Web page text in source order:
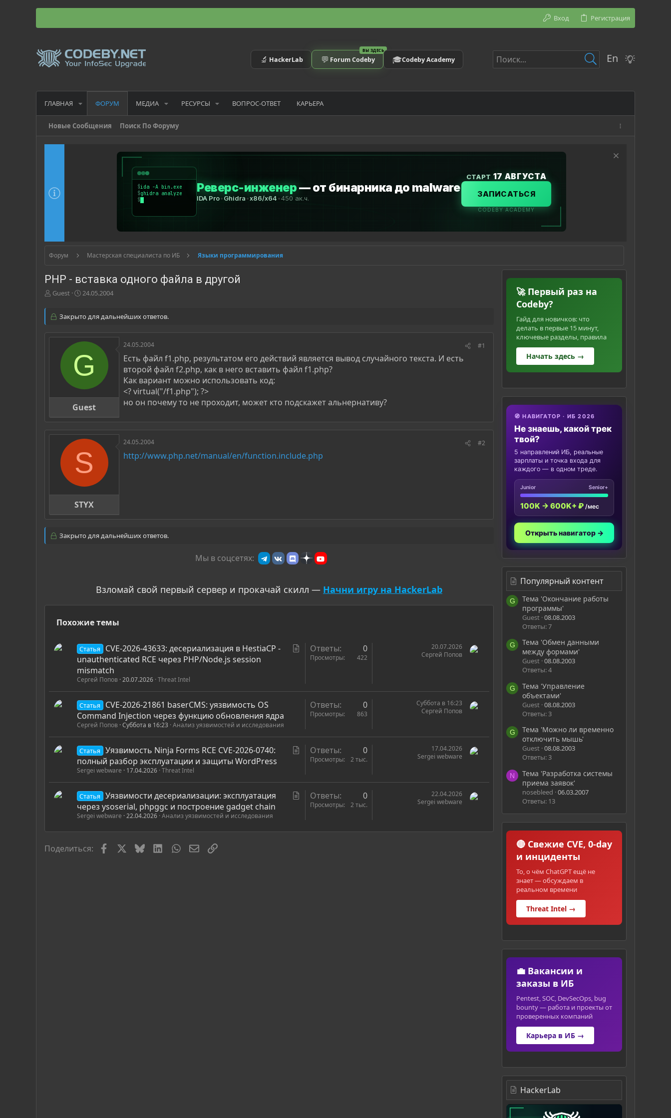
Вход Регистрация
🔬 HackerLab
ВЫ ЗДЕСЬ
💬 Forum Codeby 🎓Codeby Academy En
ГЛАВНАЯ ФОРУМ МЕДИА РЕСУРСЫ ВОПРОС-ОТВЕТ КАРЬЕРА
Новые Сообщения Поиск По Форуму
Форум Мастерская специалиста по ИБ Языки программирования
PHP - вставка одного файла в другой
А
о
т
Guest
Д
а
а
а
л
а
24.05.2004
Закрыто для дальнейших ответов.
G
Guest
24.05.2004 #1
Есть файл f1.php, результатом его действий является вывод случайного текста. И есть
второй файл f2.php, как в него вставить файл f1.php?
Как вариант можно использовать код:
<? virtual("/f1.php"); ?>
но он почему то не проходит, может кто подскажет альнернативу?
S
STYX
24.05.2004 #2
http://www.php.net/manual/en/function.include.php
Закрыто для дальнейших ответов.
Мы в соцсетях:
Взломай свой первый сервер и прокачай скилл — Начни игру на HackerLab
Похожие темы
ь
Статья
CVE-2026-43633: десериализация в HestiaCP -
unauthenticated RCE через PHP/Node.js session
mismatch
Сергей Попов 20.07.2026 Threat Intel
Ответы 0
Просмотры 422
20.07.2026
Сергей Попов
Статья
CVE-2026-21861 baserCMS: уязвимость OS
Command Injection через функцию обновления ядра
Сергей Попов Суббота в 16:23 Анализ уязвимостей и исследования
Ответы 0
Просмотры 863
Суббота в 16:23
Сергей Попов
т
Статья
Уязвимость Ninja Forms RCE CVE-2026-0740:
полный разбор эксплуатации и защиты WordPress
Sergei webware 17.04.2026 Threat Intel
Ответы 0
Просмотры 2 тыс.
17.04.2026
Sergei webware
Статья
Уязвимости десериализации: эксплуатация
через ysoserial, phpggc и построение gadget chain
Sergei webware 22.04.2026 Анализ уязвимостей и исследования
Ответы 0
Просмотры 2 тыс.
22.04.2026
Sergei webware
Поделиться: FacebookBlueskyLinkedInWhatsAppЭлектронная почта
Ссылка
🚀 Первый раз на
Codeby?
Гайд для новичков: что
делать в первые 15 минут,
ключевые разделы, правила
Начать здесь →
🧭 НАВИГАТОР · ИБ 2026
Не знаешь, какой трек
твой?
5 направлений ИБ, реальные
зарплаты и точка входа для
каждого — в одном треде.
Junior Senior+
100K → 600K+ ₽ /мес
Открыть навигатор →
Популярный контент
G
Тема 'Окончание работы
программы'
Guest 08.08.2003
Ответы: 7
G
Тема 'Обмен данными
между формами'
Guest 08.08.2003
Ответы: 4
G
Тема 'Управление
объектами'
Guest 08.08.2003
Ответы: 3
G
Тема 'Можно ли временно
отключить мышь'
Guest 08.08.2003
Ответы: 3
N
Тема 'Разработка системы
приема заявок'
nosebleed 06.03.2007
Ответы: 13
🔴 Свежие CVE, 0-day
и инциденты
То, о чём ChatGPT ещё не
знает — обсуждаем в
реальном времени
Threat Intel →
💼 Вакансии и
заказы в ИБ
Pentest, SOC, DevSecOps, bug
bounty — работа и проекты от
проверенных компаний
Карьера в ИБ →
HackerLab